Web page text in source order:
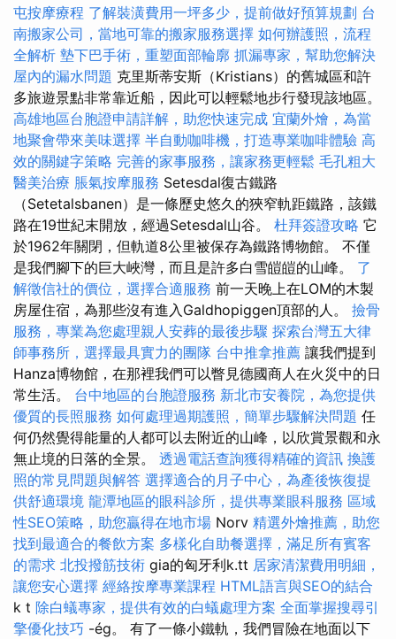
屯按摩療程 了解裝潢費用一坪多少，提前做好預算規劃 台
南搬家公司，當地可靠的搬家服務選擇 如何辦護照，流程
全解析 墊下巴手術，重塑面部輪廓 抓漏專家，幫助您解決
屋內的漏水問題 克里斯蒂安斯（Kristians）的舊城區和許
多旅遊景點非常靠近船，因此可以輕鬆地步行發現該地區。
高雄地區台胞證申請詳解，助您快速完成 宜蘭外燴，為當
地聚會帶來美味選擇 半自動咖啡機，打造專業咖啡體驗 高
效的關鍵字策略 完善的家事服務，讓家務更輕鬆 毛孔粗大
醫美治療 脹氣按摩服務 Setesdal復古鐵路
（Setetalsbanen）是一條歷史悠久的狹窄軌距鐵路，該鐵
路在19世紀末開放，經過Setesdal山谷。 杜拜簽證攻略 它
於1962年關閉，但軌道8公里被保存為鐵路博物館。 不僅
是我們腳下的巨大峽灣，而且是許多白雪皚皚的山峰。 了
解徵信社的價位，選擇合適服務 前一天晚上在LOM的木製
房屋住宿，為那些沒有進入Galdhopiggen頂部的人。 撿骨
服務，專業為您處理親人安葬的最後步驟 探索台灣五大律
師事務所，選擇最具實力的團隊 台中推拿推薦 讓我們提到
Hanza博物館，在那裡我們可以瞥見德國商人在火災中的日
常生活。 台中地區的台胞證服務 新北市安養院，為您提供
優質的長照服務 如何處理過期護照，簡單步驟解決問題 任
何仍然覺得能量的人都可以去附近的山峰，以欣賞景觀和永
無止境的日落的全景。 透過電話查詢獲得精確的資訊 換護
照的常見問題與解答 選擇適合的月子中心，為產後恢復提
供舒適環境 龍潭地區的眼科診所，提供專業眼科服務 區域
性SEO策略，助您贏得在地市場 Norv 精選外燴推薦，助您
找到最適合的餐飲方案 多樣化自助餐選擇，滿足所有賓客
的需求 北投撥筋技術 gia的匈牙利k.tt 居家清潔費用明細，
讓您安心選擇 經絡按摩專業課程 HTML語言與SEO的結合
k t 除白蟻專家，提供有效的白蟻處理方案 全面掌握搜尋引
擎優化技巧 -ég。 有了一條小鐵軌，我們冒險在地面以下